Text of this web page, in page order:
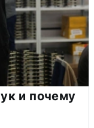
и почему